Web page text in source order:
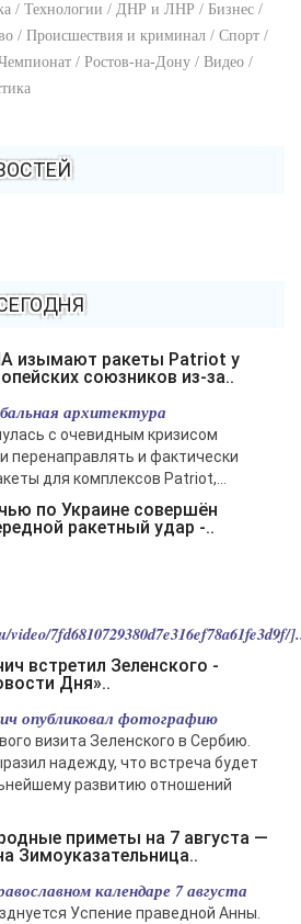
/ Технологии / ДНР и ЛНР / Бизнес /
/ Происшествия и криминал / Спорт /
/ Ростов-на-Дону / Видео /
союзников из-за..
архитектура
с очевидным кризисом
перенаправлять и фактически
для комплексов Patriot,...
ракетный удар -..
7fd6810729380d7e316ef78a61fe3d9f/
Дня»..
опубликовал фотографию
визита Зеленского в Сербию.
надежду, что встреча будет
развитию отношений
Зимоуказательница..
календаре 7 августа
Успение праведной Анны.